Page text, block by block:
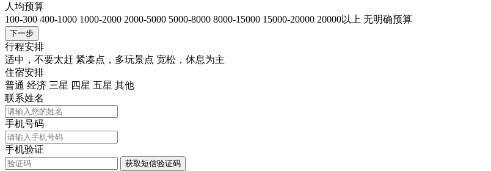
人均预算
100-300 400-1000 1000-2000 2000-5000 5000-8000 8000-15000 15000-20000 20000以上 无明确预算
下一步
行程安排
适中，不要太赶 紧凑点，多玩景点 宽松，休息为主
住宿安排
普通 经济 三星 四星 五星 其他
联系姓名
手机号码
手机验证
获取短信验证码